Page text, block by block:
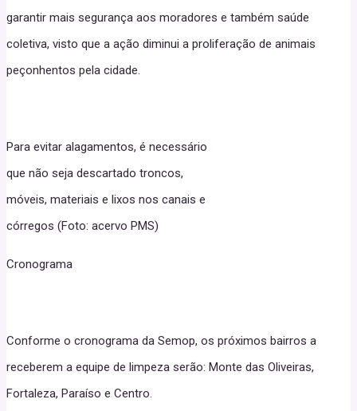
garantir mais segurança aos moradores e também saúde
coletiva, visto que a ação diminui a proliferação de animais
peçonhentos pela cidade.
Para evitar alagamentos, é necessário
que não seja descartado troncos,
móveis, materiais e lixos nos canais e
córregos (Foto: acervo PMS)
Cronograma
Conforme o cronograma da Semop, os próximos bairros a
receberem a equipe de limpeza serão: Monte das Oliveiras,
Fortaleza, Paraíso e Centro.